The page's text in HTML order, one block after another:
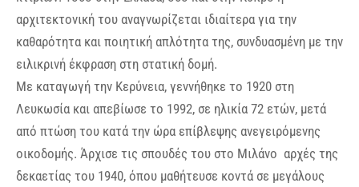
αρχιτεκτονική του αναγνωρίζεται ιδιαίτερα για την
καθαρότητα και ποιητική απλότητα της, συνδυασμένη με την
ειλικρινή έκφραση στη στατική δομή.
Mε καταγωγή την Κερύνεια, γεννήθηκε το 1920 στη
Λευκωσία και απεβίωσε το 1992, σε ηλικία 72 ετών, μετά
από πτώση του κατά την ώρα επίβλεψης ανεγειρόμενης
οικοδομής. Άρχισε τις σπουδές του στο Μιλάνο αρχές της
δεκαετίας του 1940, όπου μαθήτευσε κοντά σε μεγάλους